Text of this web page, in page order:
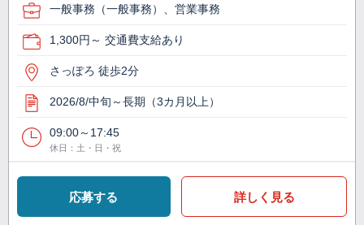
一般事務（一般事務）、営業事務
1,300円～ 交通費支給あり
さっぽろ 徒歩2分
2026/8/中旬～長期（3カ月以上）
09:00～17:45
休日：土・日・祝
応募する 詳しく見る